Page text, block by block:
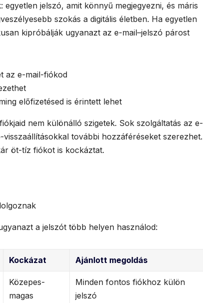
jelszó, amit könnyű megjegyezni, és máris
szokás a digitális életben. Ha egyetlen
kipróbálják ugyanazt az e-mail–jelszó párost
az e-mail-fiókod
előfizetésed is érintett lehet
nem különálló szigetek. Sok szolgáltatás az e-
további hozzáféréseket szerezhet.
öt-tíz fiókot is kockáztat.
a jelszót több helyen használod:
Kockázat Ajánlott megoldás
Közepes-
magas
Minden fontos fiókhoz külön
jelszó